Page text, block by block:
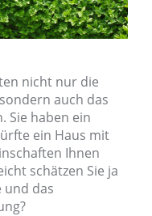
nicht nur die
auch das
Sie haben ein
ein Haus mit
Ihnen
schätzen Sie ja
und das